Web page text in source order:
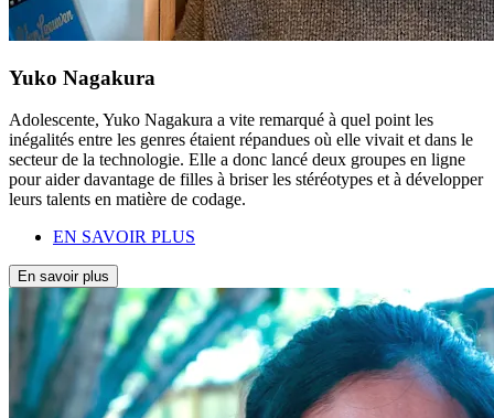
Yuko Nagakura
Adolescente, Yuko Nagakura a vite remarqué à quel point les
inégalités entre les genres étaient répandues où elle vivait et dans le
secteur de la technologie. Elle a donc lancé deux groupes en ligne
pour aider davantage de filles à briser les stéréotypes et à développer
leurs talents en matière de codage.
EN SAVOIR PLUS
En savoir plus